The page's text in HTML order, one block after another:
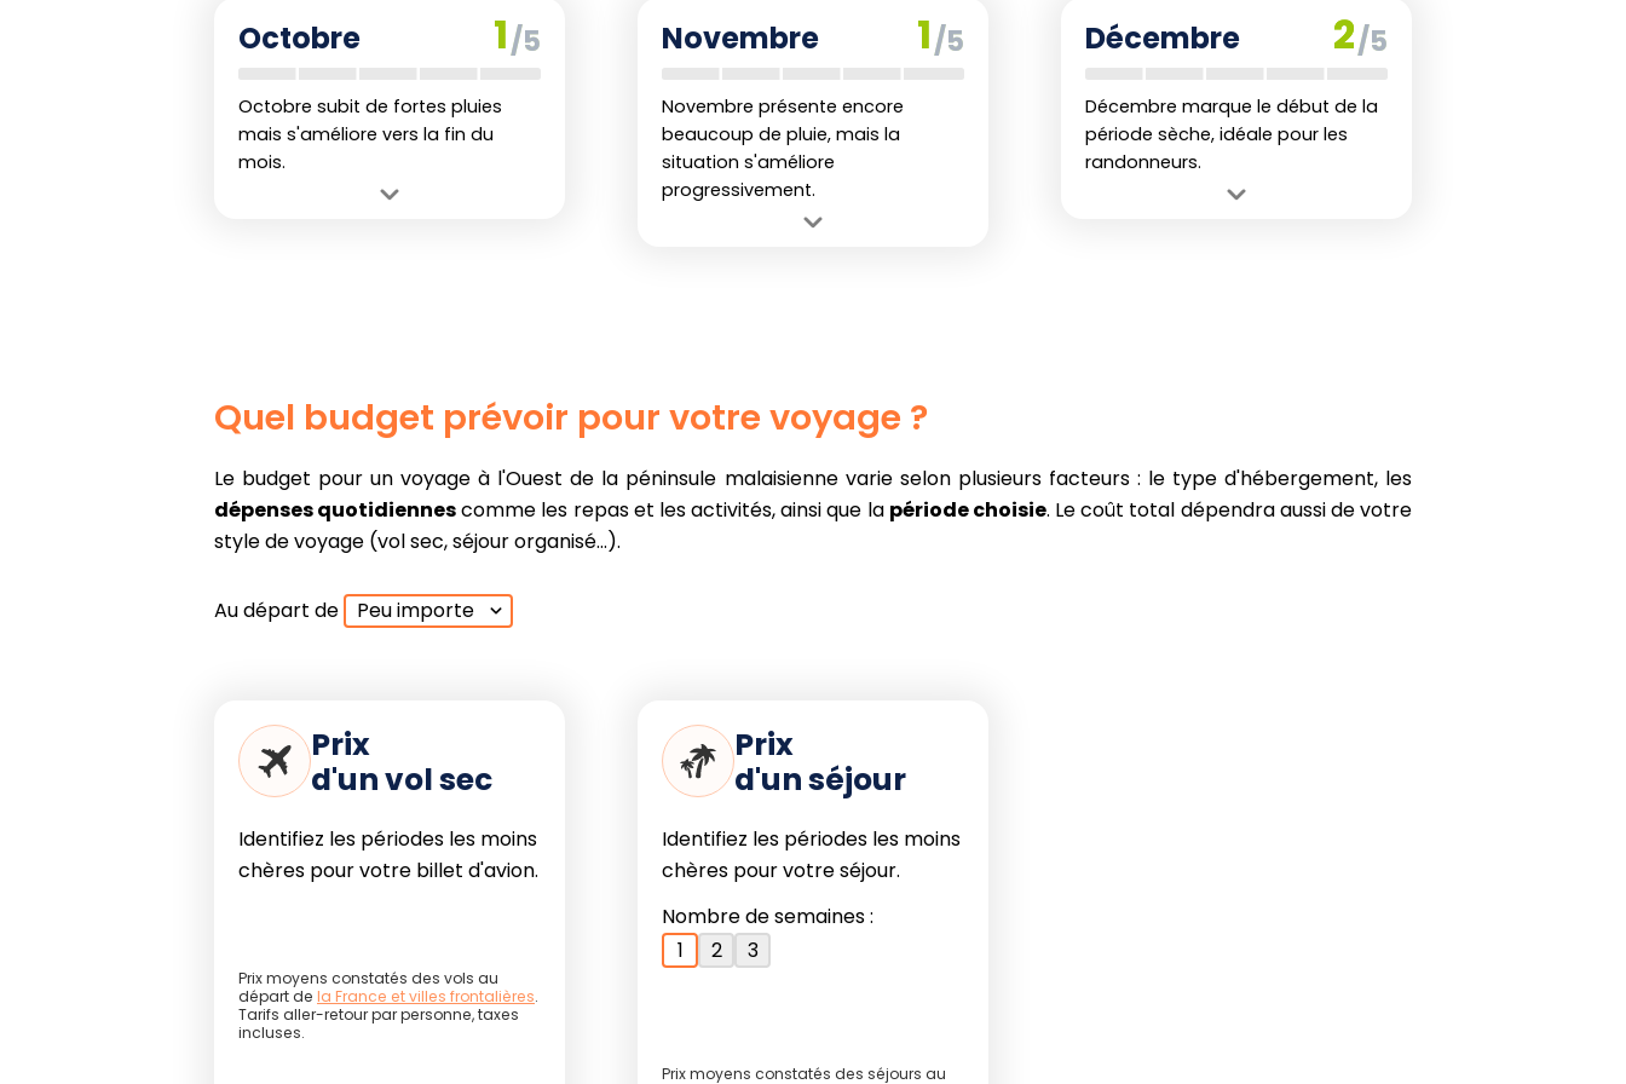
et pluie significative empêchent des
rendent les randonnées exigeantes.
au plus haut, rendant les sentiers
souvent impraticables.
Octobre 1/5
Octobre subit de fortes pluies
mais s'améliore vers la fin du
mois.
Novembre 1/5
Novembre présente encore
beaucoup de pluie, mais la
situation s'améliore
progressivement.
randonnée.
Décembre 2/5
Décembre marque le début de la
période sèche, idéale pour les
randonneurs.
Quel budget prévoir pour votre voyage ?
Le budget pour un voyage à l'Ouest de la péninsule malaisienne varie selon plusieurs facteurs : le type d'hébergement, les
dépenses quotidiennescomme les repas et les activités, ainsi que la période choisie. Le coût total dépendra aussi de votre
style de voyage (vol sec, séjour organisé...).
Au départ de Peu importe
Prix
d'un vol sec
Identifiez les périodes les moins
chères pour votre billet d'avion.
Prix moyens constatés des vols au
départ de la France et villes frontalières.
Tarifs aller-retour par personne, taxes
incluses.
Prix
d'un séjour
Identifiez les périodes les moins
chères pour votre séjour.
Nombre de semaines :
1
2 3
Prix moyens constatés des séjours au